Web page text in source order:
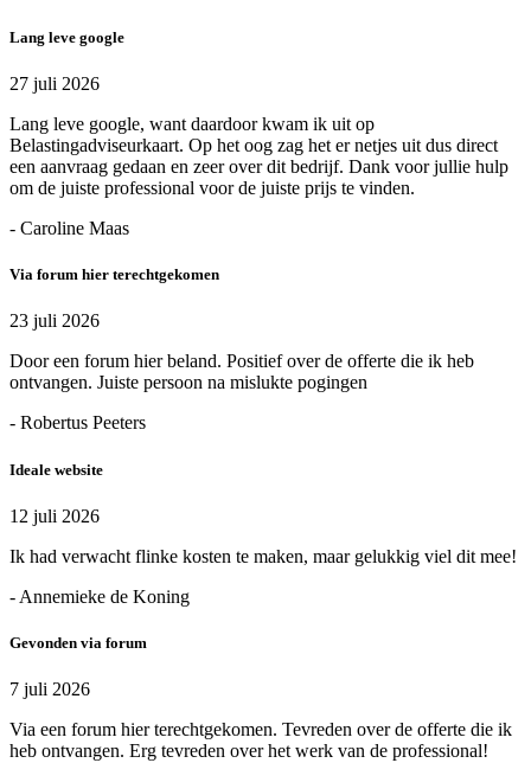
Lang leve google
27 juli 2026
Lang leve google, want daardoor kwam ik uit op
Belastingadviseurkaart. Op het oog zag het er netjes uit dus direct
een aanvraag gedaan en zeer over dit bedrijf. Dank voor jullie hulp
om de juiste professional voor de juiste prijs te vinden.
- Caroline Maas
Via forum hier terechtgekomen
23 juli 2026
Door een forum hier beland. Positief over de offerte die ik heb
ontvangen. Juiste persoon na mislukte pogingen
- Robertus Peeters
Ideale website
12 juli 2026
Ik had verwacht flinke kosten te maken, maar gelukkig viel dit mee!
- Annemieke de Koning
Gevonden via forum
7 juli 2026
Via een forum hier terechtgekomen. Tevreden over de offerte die ik
heb ontvangen. Erg tevreden over het werk van de professional!